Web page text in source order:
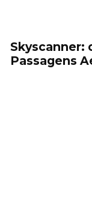
Skyscanner:
Passagens